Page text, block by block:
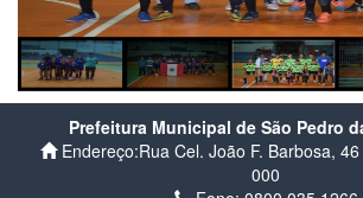
Prefeitura Municipal de São Pedro
Endereço:Rua Cel. João F. Barbosa,
000